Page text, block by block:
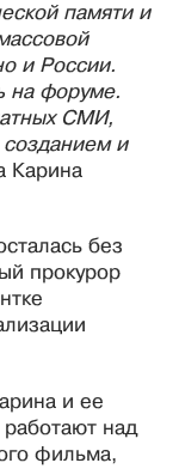
памяти и
и России.
на форуме.
СМИ,
созданием и
Карина
без
прокурор
и ее
над
фильма,